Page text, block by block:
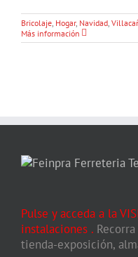
Bricolaje Hogar, Navidad
Más información
Pulse y acceda a la
instalaciones .
tienda-exposición,